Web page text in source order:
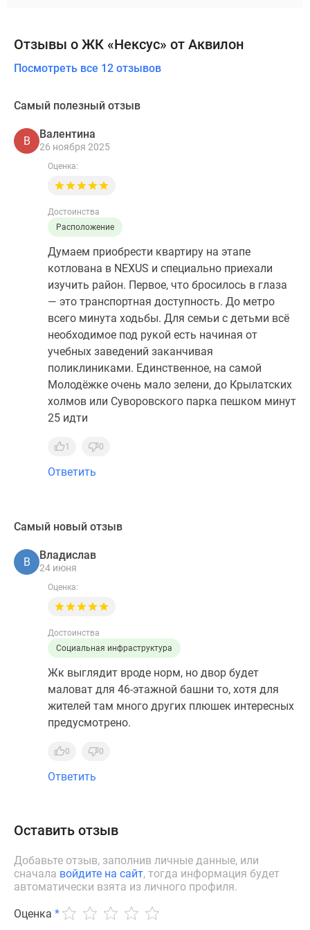
Отзывы о ЖК «Нексус» от Аквилон
Посмотреть все 12 отзывов
Самый полезный отзыв
В
Валентина
26 ноября 2025
Оценка:
Достоинства
Расположение
Думаем приобрести квартиру на этапе
котлована в NEXUS и специально приехали
изучить район. Первое, что бросилось в глаза
— это транспортная доступность. До метро
всего минута ходьбы. Для семьи с детьми всё
необходимое под рукой есть начиная от
учебных заведений заканчивая
поликлиниками. Единственное, на самой
Молодёжке очень мало зелени, до Крылатских
холмов или Суворовского парка пешком минут
25 идти
1 0
Ответить
Самый новый отзыв
В
Владислав
24 июня
Оценка:
Достоинства
Социальная инфраструктура
Жк выглядит вроде норм, но двор будет
маловат для 46-этажной башни то, хотя для
жителей там много других плюшек интересных
предусмотрено.
0 0
Ответить
Оставить отзыв
Добавьте отзыв, заполнив личные данные, или
сначала войдите на сайт, тогда информация будет
автоматически взята из личного профиля.
Оценка *